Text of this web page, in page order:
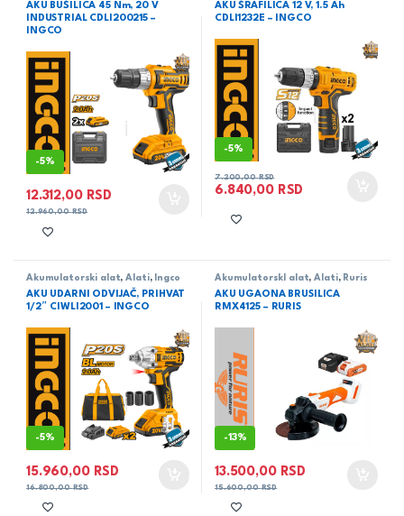
AKU BUŠILICA 45 Nm, 20 V
INDUSTRIAL CDLI200215 –
INGCO
-5%
12.312,00 RSD
12.960,00RSD
AKU ŠRAFILICA 12 V, 1.5 Ah
CDLI1232E – INGCO
-5%
6.840,00 RSD
7.200,00RSD
Akumulatorski alat,Alati, Ingco
AKU UDARNI ODVIJAČ, PRIHVAT
1/2″ CIWLI2001 – INGCO
-5%
15.960,00 RSD
16.800,00RSD
AkumulatorskI alat,Alati, Ruris
AKU UGAONA BRUSILICA
RMX4125 – RURIS
-13%
13.500,00 RSD
15.600,00RSD